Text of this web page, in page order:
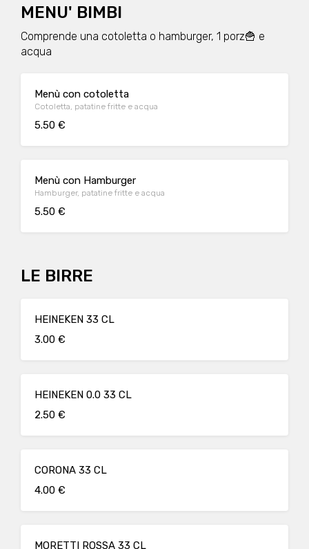
MENU' BIMBI
Comprende una cotoletta o hamburger, 1 porz🍟 e
acqua
Menù con cotoletta
Cotoletta, patatine fritte e acqua
5.50 €
Menù con Hamburger
Hamburger, patatine fritte e acqua
5.50 €
LE BIRRE
HEINEKEN 33 CL
3.00 €
HEINEKEN 0.0 33 CL
2.50 €
CORONA 33 CL
4.00 €
MORETTI ROSSA 33 CL